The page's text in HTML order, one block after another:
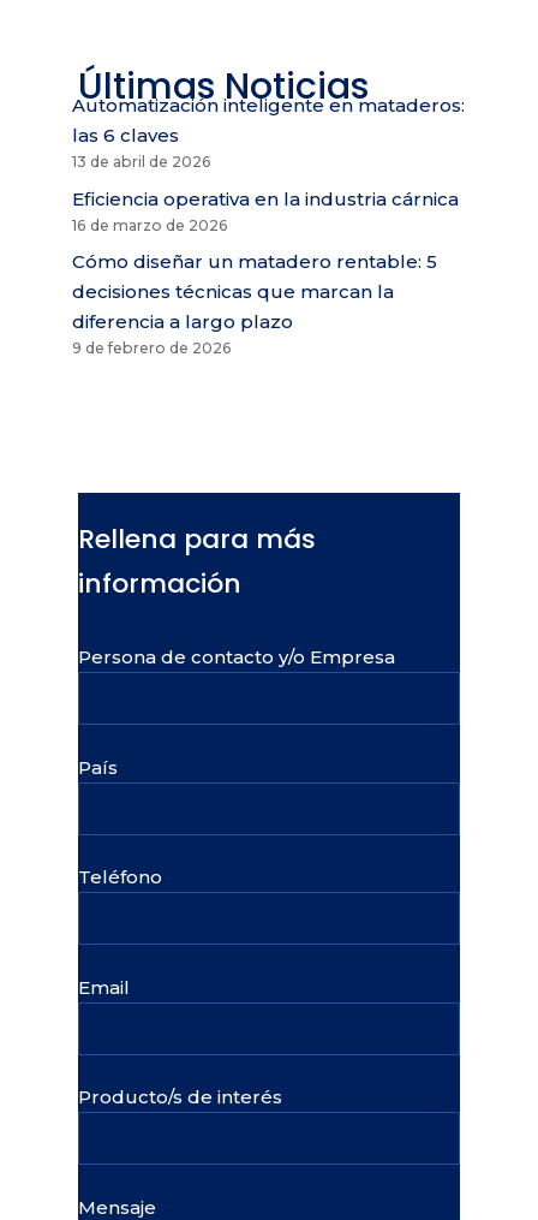
Últimas Noticias
Automatización inteligente en mataderos:
las 6 claves
13 de abril de 2026
Eficiencia operativa en la industria cárnica
16 de marzo de 2026
Cómo diseñar un matadero rentable: 5
decisiones técnicas que marcan la
diferencia a largo plazo
9 de febrero de 2026
Rellena para más
información
Persona de contacto y/o Empresa
País
Teléfono
Email
Producto/s de interés
Mensaje